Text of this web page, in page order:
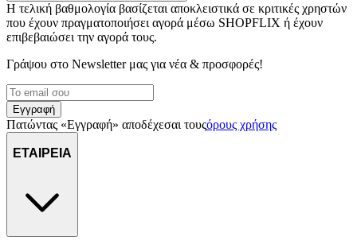
Η τελική βαθμολογία βασίζεται αποκλειστικά σε κριτικές χρηστών
που έχουν πραγματοποιήσει αγορά μέσω SHOPFLIX ή έχουν
επιβεβαιώσει την αγορά τους.
Γράψου στο Νewsletter μας για νέα & προσφορές!
Εγγραφή
Πατώντας «Εγγραφή» αποδέχεσαι τουςόρους χρήσης
ΕΤΑΙΡΕΙΑ